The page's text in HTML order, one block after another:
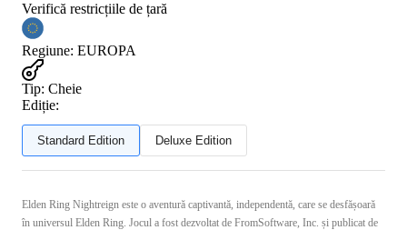
Verifică restricțiile de țară
Regiune: EUROPA
Tip: Cheie
Ediție:
Standard Edition Deluxe Edition
Elden Ring Nightreign este o aventură captivantă, independentă, care se desfășoară
în universul Elden Ring. Jocul a fost dezvoltat de FromSoftware, Inc. și publicat de